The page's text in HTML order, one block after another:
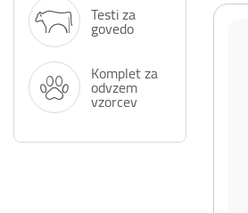
Testi za
govedo
Komplet za
odvzem
vzorcev